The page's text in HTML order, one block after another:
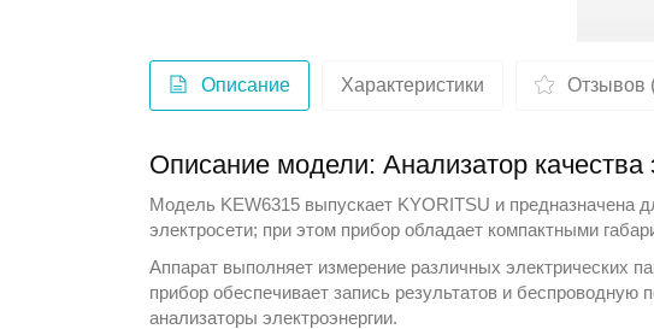
Описание Характеристики Отзывов
Описание модели: Анализатор качества
Модель KEW6315 выпускает KYORITSU и предназначена
электросети; при этом прибор обладает компактными
Аппарат выполняет измерение различных электрических
прибор обеспечивает запись результатов и
анализаторы электроэнергии.